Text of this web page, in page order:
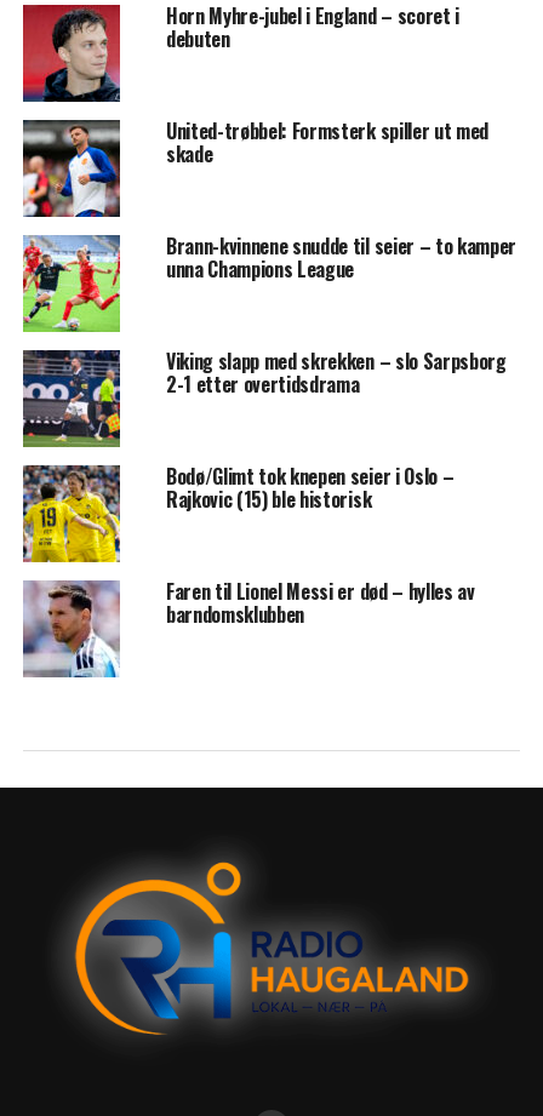
Horn Myhre-jubel i England – scoret i
debuten
United-trøbbel: Formsterk spiller ut med
skade
Brann-kvinnene snudde til seier – to kamper
unna Champions League
Viking slapp med skrekken – slo Sarpsborg
2-1 etter overtidsdrama
Bodø/Glimt tok knepen seier i Oslo –
Rajkovic (15) ble historisk
Faren til Lionel Messi er død – hylles av
barndomsklubben